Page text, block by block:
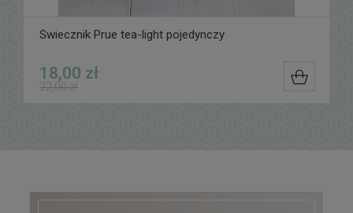
Świecznik Prue tea-light pojedynczy
22,00 zł
18,00 zł